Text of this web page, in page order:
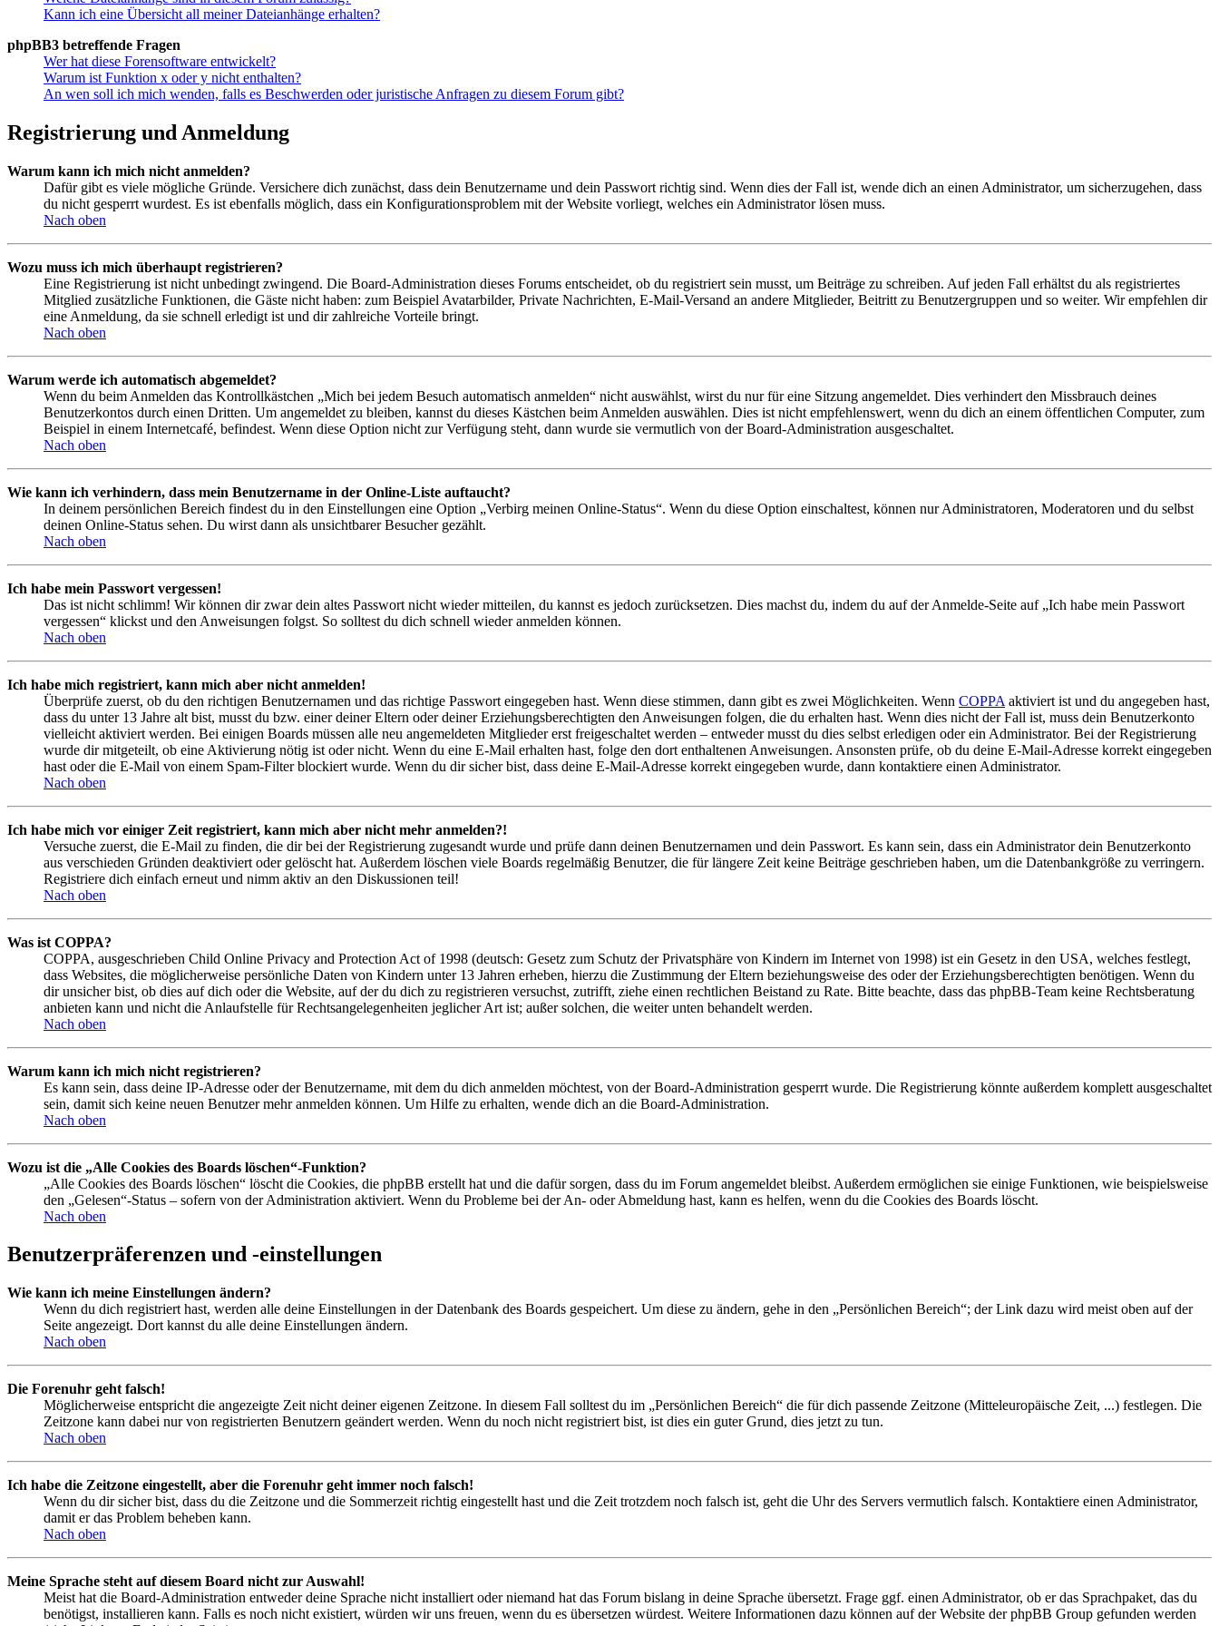
Kann ich eine Übersicht all meiner Dateianhänge erhalten?
phpBB3 betreffende Fragen
Wer hat diese Forensoftware entwickelt?
Warum ist Funktion x oder y nicht enthalten?
An wen soll ich mich wenden, falls es Beschwerden oder juristische Anfragen zu diesem Forum gibt?
Registrierung und Anmeldung
Warum kann ich mich nicht anmelden?
Dafür gibt es viele mögliche Gründe. Versichere dich zunächst, dass dein Benutzername und dein Passwort richtig sind. Wenn dies der Fall ist, wende dich an einen Administrator, um sicherzugehen, dass
du nicht gesperrt wurdest. Es ist ebenfalls möglich, dass ein Konfigurationsproblem mit der Website vorliegt, welches ein Administrator lösen muss.
Nach oben
Wozu muss ich mich überhaupt registrieren?
Eine Registrierung ist nicht unbedingt zwingend. Die Board-Administration dieses Forums entscheidet, ob du registriert sein musst, um Beiträge zu schreiben. Auf jeden Fall erhältst du als registriertes
Mitglied zusätzliche Funktionen, die Gäste nicht haben: zum Beispiel Avatarbilder, Private Nachrichten, E-Mail-Versand an andere Mitglieder, Beitritt zu Benutzergruppen und so weiter. Wir empfehlen dir
eine Anmeldung, da sie schnell erledigt ist und dir zahlreiche Vorteile bringt.
Nach oben
Warum werde ich automatisch abgemeldet?
Wenn du beim Anmelden das Kontrollkästchen „Mich bei jedem Besuch automatisch anmelden“ nicht auswählst, wirst du nur für eine Sitzung angemeldet. Dies verhindert den Missbrauch deines
Benutzerkontos durch einen Dritten. Um angemeldet zu bleiben, kannst du dieses Kästchen beim Anmelden auswählen. Dies ist nicht empfehlenswert, wenn du dich an einem öffentlichen Computer, zum
Beispiel in einem Internetcafé, befindest. Wenn diese Option nicht zur Verfügung steht, dann wurde sie vermutlich von der Board-Administration ausgeschaltet.
Nach oben
Wie kann ich verhindern, dass mein Benutzername in der Online-Liste auftaucht?
In deinem persönlichen Bereich findest du in den Einstellungen eine Option „Verbirg meinen Online-Status“. Wenn du diese Option einschaltest, können nur Administratoren, Moderatoren und du selbst
deinen Online-Status sehen. Du wirst dann als unsichtbarer Besucher gezählt.
Nach oben
Ich habe mein Passwort vergessen!
Das ist nicht schlimm! Wir können dir zwar dein altes Passwort nicht wieder mitteilen, du kannst es jedoch zurücksetzen. Dies machst du, indem du auf der Anmelde-Seite auf „Ich habe mein Passwort
vergessen“ klickst und den Anweisungen folgst. So solltest du dich schnell wieder anmelden können.
Nach oben
Ich habe mich registriert, kann mich aber nicht anmelden!
Überprüfe zuerst, ob du den richtigen Benutzernamen und das richtige Passwort eingegeben hast. Wenn diese stimmen, dann gibt es zwei Möglichkeiten. Wenn COPPA aktiviert ist und du angegeben hast,
dass du unter 13 Jahre alt bist, musst du bzw. einer deiner Eltern oder deiner Erziehungsberechtigten den Anweisungen folgen, die du erhalten hast. Wenn dies nicht der Fall ist, muss dein Benutzerkonto
vielleicht aktiviert werden. Bei einigen Boards müssen alle neu angemeldeten Mitglieder erst freigeschaltet werden – entweder musst du dies selbst erledigen oder ein Administrator. Bei der Registrierung
wurde dir mitgeteilt, ob eine Aktivierung nötig ist oder nicht. Wenn du eine E-Mail erhalten hast, folge den dort enthaltenen Anweisungen. Ansonsten prüfe, ob du deine E-Mail-Adresse korrekt eingegeben
hast oder die E-Mail von einem Spam-Filter blockiert wurde. Wenn du dir sicher bist, dass deine E-Mail-Adresse korrekt eingegeben wurde, dann kontaktiere einen Administrator.
Nach oben
Ich habe mich vor einiger Zeit registriert, kann mich aber nicht mehr anmelden?!
Versuche zuerst, die E-Mail zu finden, die dir bei der Registrierung zugesandt wurde und prüfe dann deinen Benutzernamen und dein Passwort. Es kann sein, dass ein Administrator dein Benutzerkonto
aus verschieden Gründen deaktiviert oder gelöscht hat. Außerdem löschen viele Boards regelmäßig Benutzer, die für längere Zeit keine Beiträge geschrieben haben, um die Datenbankgröße zu verringern.
Registriere dich einfach erneut und nimm aktiv an den Diskussionen teil!
Nach oben
Was ist COPPA?
COPPA, ausgeschrieben Child Online Privacy and Protection Act of 1998 (deutsch: Gesetz zum Schutz der Privatsphäre von Kindern im Internet von 1998) ist ein Gesetz in den USA, welches festlegt,
dass Websites, die möglicherweise persönliche Daten von Kindern unter 13 Jahren erheben, hierzu die Zustimmung der Eltern beziehungsweise des oder der Erziehungsberechtigten benötigen. Wenn du
dir unsicher bist, ob dies auf dich oder die Website, auf der du dich zu registrieren versuchst, zutrifft, ziehe einen rechtlichen Beistand zu Rate. Bitte beachte, dass das phpBB-Team keine Rechtsberatung
anbieten kann und nicht die Anlaufstelle für Rechtsangelegenheiten jeglicher Art ist; außer solchen, die weiter unten behandelt werden.
Nach oben
Warum kann ich mich nicht registrieren?
Es kann sein, dass deine IP-Adresse oder der Benutzername, mit dem du dich anmelden möchtest, von der Board-Administration gesperrt wurde. Die Registrierung könnte außerdem komplett ausgeschaltet
sein, damit sich keine neuen Benutzer mehr anmelden können. Um Hilfe zu erhalten, wende dich an die Board-Administration.
Nach oben
Wozu ist die „Alle Cookies des Boards löschen“-Funktion?
„Alle Cookies des Boards löschen“ löscht die Cookies, die phpBB erstellt hat und die dafür sorgen, dass du im Forum angemeldet bleibst. Außerdem ermöglichen sie einige Funktionen, wie beispielsweise
den „Gelesen“-Status – sofern von der Administration aktiviert. Wenn du Probleme bei der An- oder Abmeldung hast, kann es helfen, wenn du die Cookies des Boards löscht.
Nach oben
Benutzerpräferenzen und -einstellungen
Wie kann ich meine Einstellungen ändern?
Wenn du dich registriert hast, werden alle deine Einstellungen in der Datenbank des Boards gespeichert. Um diese zu ändern, gehe in den „Persönlichen Bereich“; der Link dazu wird meist oben auf der
Seite angezeigt. Dort kannst du alle deine Einstellungen ändern.
Nach oben
Die Forenuhr geht falsch!
Möglicherweise entspricht die angezeigte Zeit nicht deiner eigenen Zeitzone. In diesem Fall solltest du im „Persönlichen Bereich“ die für dich passende Zeitzone (Mitteleuropäische Zeit, ...) festlegen. Die
Zeitzone kann dabei nur von registrierten Benutzern geändert werden. Wenn du noch nicht registriert bist, ist dies ein guter Grund, dies jetzt zu tun.
Nach oben
Ich habe die Zeitzone eingestellt, aber die Forenuhr geht immer noch falsch!
Wenn du dir sicher bist, dass du die Zeitzone und die Sommerzeit richtig eingestellt hast und die Zeit trotzdem noch falsch ist, geht die Uhr des Servers vermutlich falsch. Kontaktiere einen Administrator,
damit er das Problem beheben kann.
Nach oben
Meine Sprache steht auf diesem Board nicht zur Auswahl!
Meist hat die Board-Administration entweder deine Sprache nicht installiert oder niemand hat das Forum bislang in deine Sprache übersetzt. Frage ggf. einen Administrator, ob er das Sprachpaket, das du
benötigst, installieren kann. Falls es noch nicht existiert, würden wir uns freuen, wenn du es übersetzen würdest. Weitere Informationen dazu können auf der Website der phpBB Group gefunden werden